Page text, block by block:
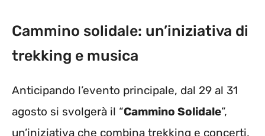
Cammino solidale: un’iniziativa di
trekking e musica
Anticipando l’evento principale, dal 29 al 31
agosto si svolgerà il “Cammino Solidale”,
un’iniziativa che combina trekking e concerti,